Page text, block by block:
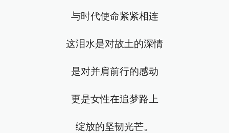
与时代使命紧紧相连
这泪水是对故土的深情
是对并肩前行的感动
更是女性在追梦路上
绽放的坚韧光芒。